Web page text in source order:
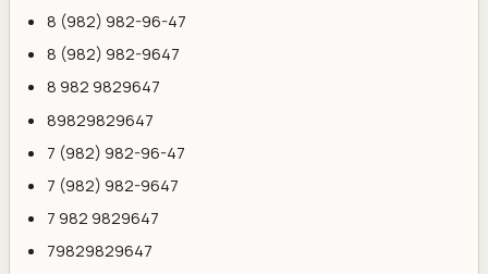
8 (982) 982-96-47
8 (982) 982-9647
8 982 9829647
89829829647
7 (982) 982-96-47
7 (982) 982-9647
7 982 9829647
79829829647